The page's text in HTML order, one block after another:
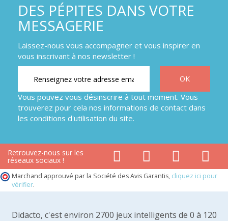
DES PÉPITES DANS VOTRE
MESSAGERIE
Laissez-nous vous accompagner et vous inspirer en
vous inscrivant à nos newsletter !
Vous pouvez vous désinscrire à tout moment. Vous
trouverez pour cela nos informations de contact dans
les conditions d'utilisation du site.
Retrouvez-nous sur les
réseaux sociaux !
Marchand approuvé par la Société des Avis Garantis, cliquez ici pour
vérifier.
Didacto, c'est environ 2700 jeux intelligents de 0 à 120